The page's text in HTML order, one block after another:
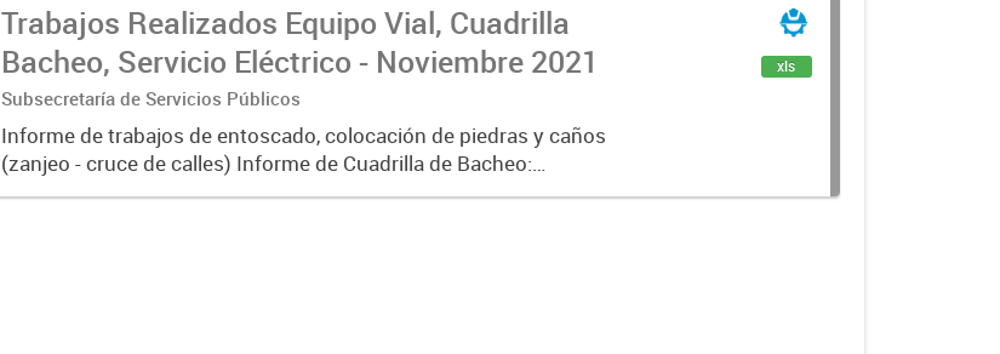
Trabajos Realizados Equipo Vial, Cuadrilla
Bacheo, Servicio Eléctrico - Noviembre 2021
Subsecretaría de Servicios Públicos
Informe de trabajos de entoscado, colocación de piedras y caños
(zanjeo - cruce de calles) Informe de Cuadrilla de Bacheo:
albañilería y construcción, colocación de tapa registro,
xls